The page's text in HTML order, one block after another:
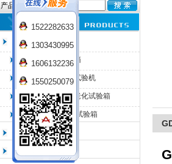
北京中科环试仪器有限公司
产品名:
臭氧老化试验箱
QL-100臭氧老化箱
QL-225臭氧老化试验机
QL-500动态臭氧老化试验箱
QL-0*型臭氧老化试验箱
低温恒温试验箱
高低温检测试验箱
1522282633
1303430995
1606132236
1550250079